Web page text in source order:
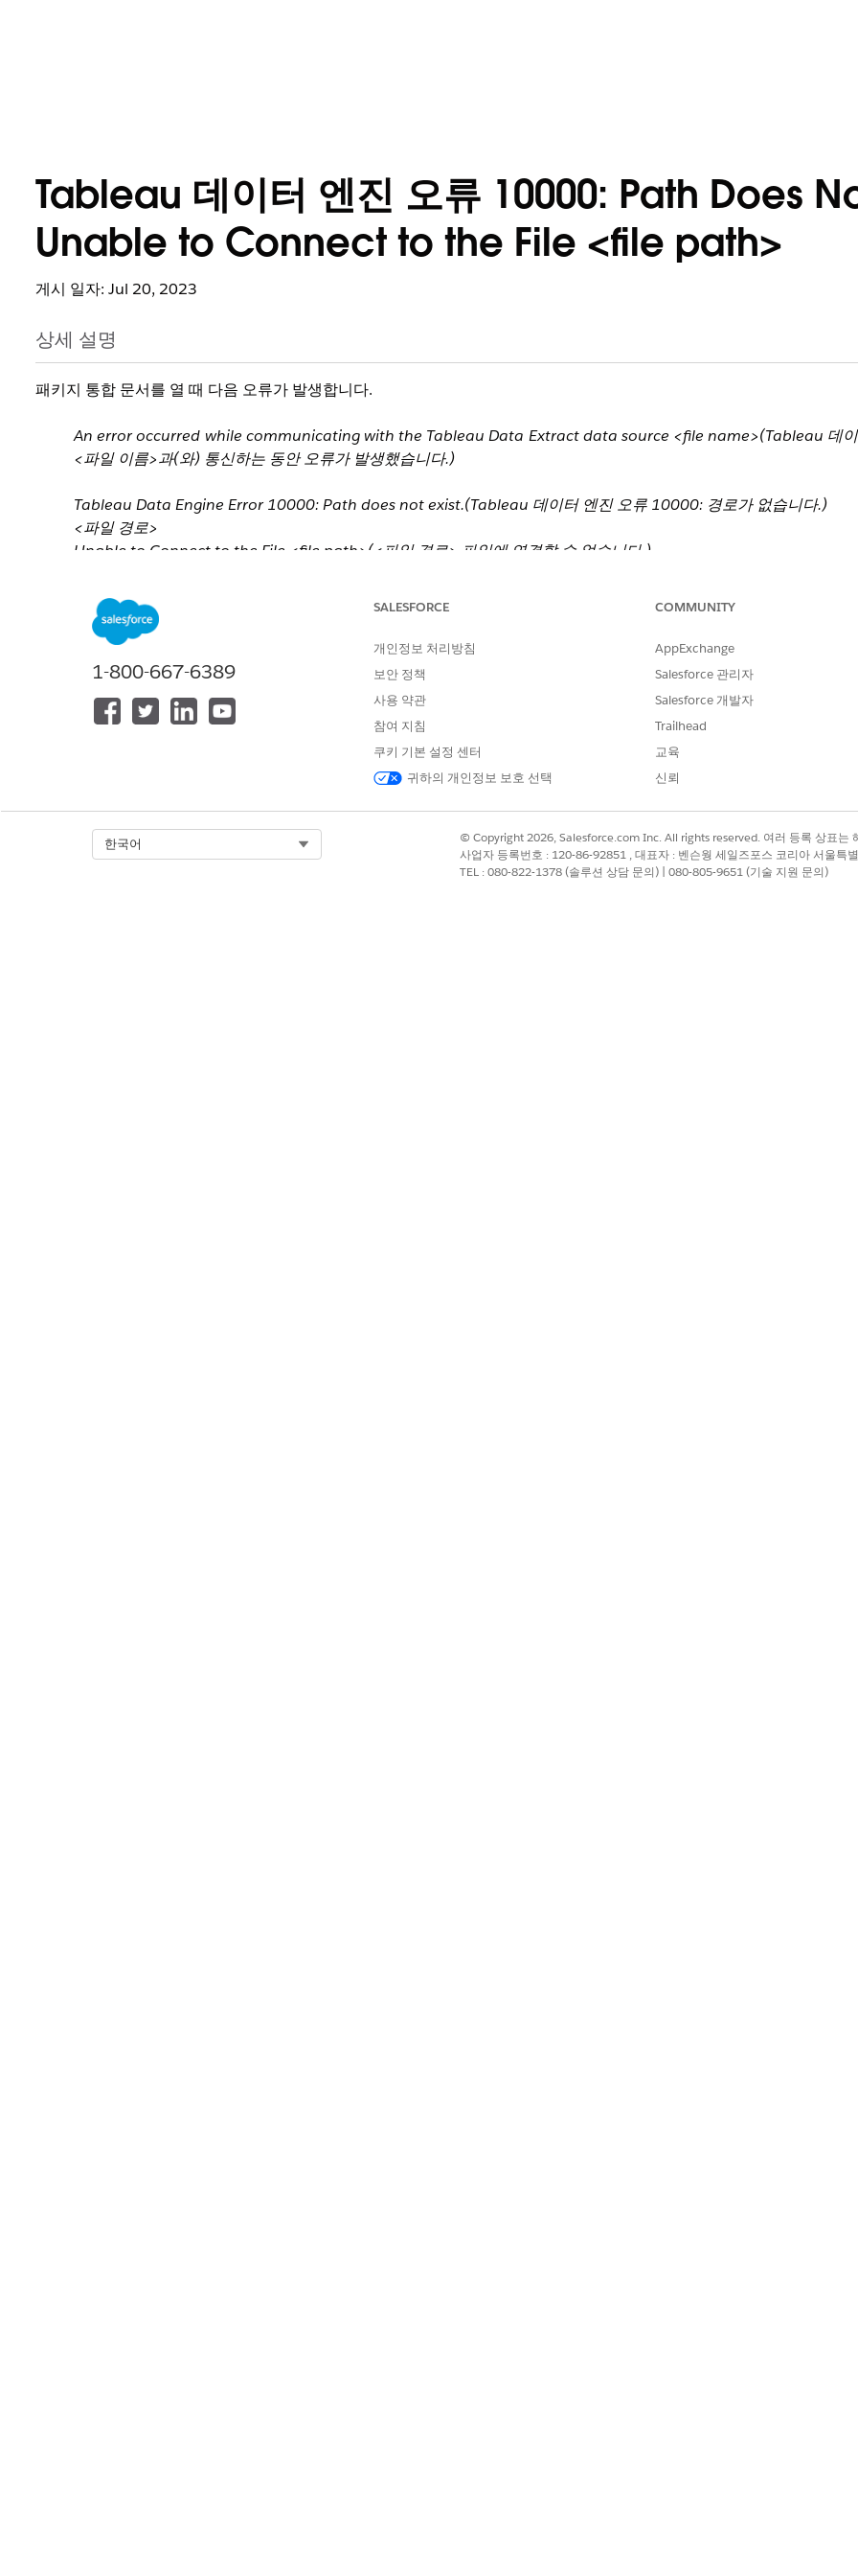
Tableau 데이터 엔진 오류 10000: Path Does
Unable to Connect to the File <file path>
게시 일자: Jul 20, 2023
상세 설명
패키지 통합 문서를 열 때 다음 오류가 발생합니다.
An error occurred while communicating with the Tableau Data Extract data source <file name>(Tableau 데이
<파일 이름>과(와) 통신하는 동안 오류가 발생했습니다.)
Tableau Data Engine Error 10000: Path does not exist.(Tableau 데이터 엔진 오류 10000: 경로가 없습니다.)
<파일 경로>
Unable to Connect to the File <file path>(<파일 경로> 파일에 연결할 수 없습니다.)
는지 확인하십시오.)
추출을 새로 고치려고 시도한 후에 오류가 발생할 수도 있습니다.
추출이 누락되었거나 이동되었습니다.
.twb 파일을 연 후에
모든 추출 새로 고침... 을 선택하여 추출을 새로 고칩니다.
1-800-667-6389
SALESFORCE
개인정보 처리방침
보안 정책
사용 약관
참여 지침
쿠키 기본 설정 센터
귀하의 개인정보 보호 선택
COMMUNITY
AppExchange
Salesforce 관리자
Salesforce 개발자
Trailhead
교육
신뢰
한국어
© Copyright 2026, Salesforce.com Inc. All rights reserved. 여러 등록 상표는
사업자 등록번호 : 120-86-92851 , 대표자 : 벤슨웡 세일즈포스 코리아 서울
TEL : 080-822-1378 (솔루션 상담 문의) | 080-805-9651 (기술 지원 문의)